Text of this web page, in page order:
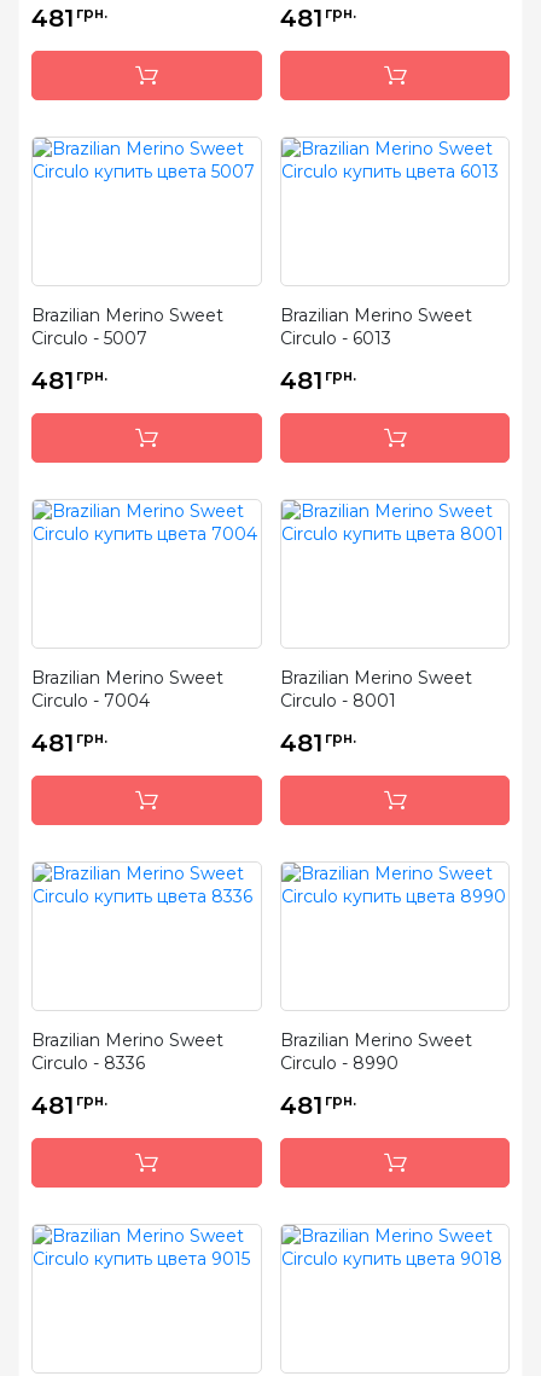
481 грн. 481 грн.
Brazilian Merino Sweet
Circulo - 5007
481 грн.
Brazilian Merino Sweet
Circulo - 6013
481 грн.
Brazilian Merino Sweet
Circulo - 7004
481 грн.
Brazilian Merino Sweet
Circulo - 8001
481 грн.
Brazilian Merino Sweet
Circulo - 8336
481 грн.
Brazilian Merino Sweet
Circulo - 8990
481 грн.